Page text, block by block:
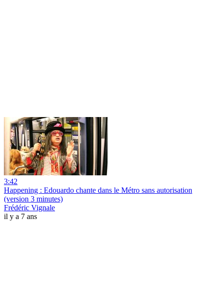
3:42
Happening : Edouardo chante dans le Métro sans autorisation
(version 3 minutes)
Frédéric Vignale
il y a 7 ans